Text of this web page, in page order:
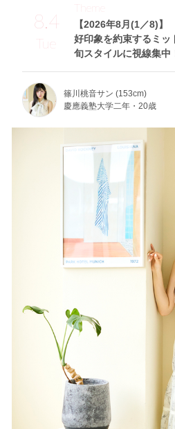
8.4
Tue
【2026年8月(1／8)】
好印象を約束するミッ
旬スタイルに視線集
Theme
篠川桃音サン (153cm)
慶應義塾大学二年・20歳